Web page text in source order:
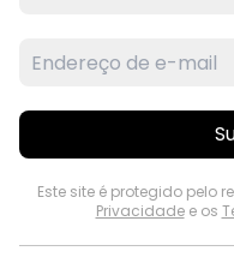
Este site é protegido pelo
Privacidadee os